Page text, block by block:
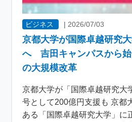
ビジネス | 2026/07/03
京都大学が国際卓越研究
へ 吉田キャンパスから
の大規模改革
京都大学が「国際卓越研究
号として200億円支援も 京都
ある「国際卓越研究大学」に